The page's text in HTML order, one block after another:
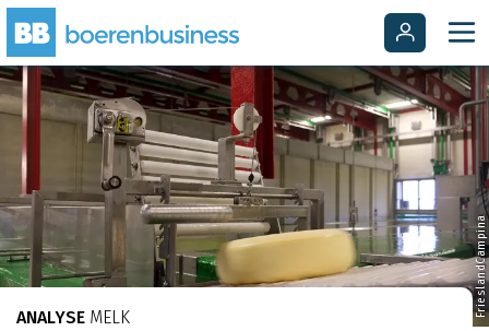
FrieslandCampina
ANALYSE MELK